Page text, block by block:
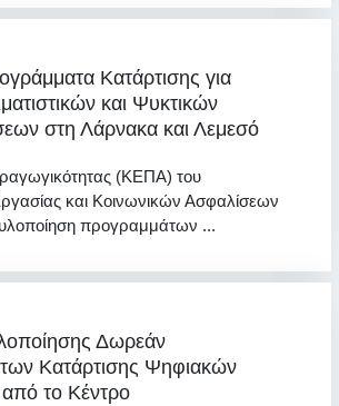
Κατάρτισης για
και Ψυκτικών
στη Λάρνακα και Λεμεσό
(ΚΕΠΑ) του
και Κοινωνικών Ασφαλίσεων
υλοποίηση προγραμμάτων ...
Δωρεάν
Κατάρτισης Ψηφιακών
το Κέντρο